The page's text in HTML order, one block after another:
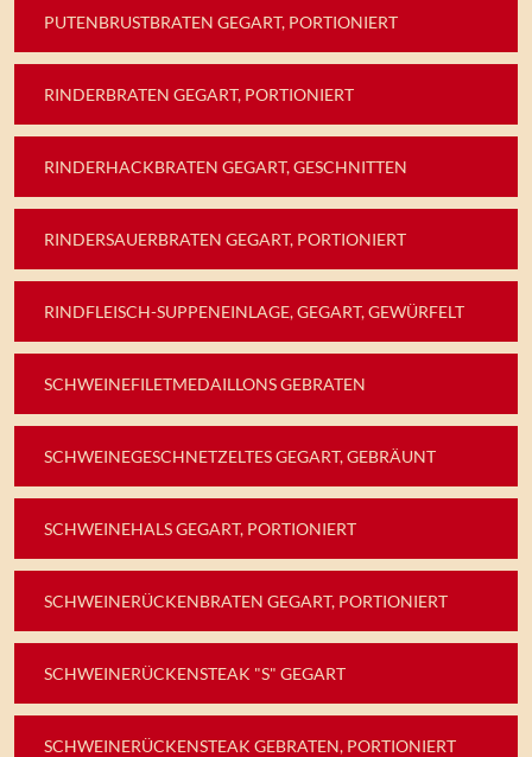
PUTENBRUSTBRATEN GEGART, PORTIONIERT
RINDERBRATEN GEGART, PORTIONIERT
RINDERHACKBRATEN GEGART, GESCHNITTEN
RINDERSAUERBRATEN GEGART, PORTIONIERT
RINDFLEISCH-SUPPENEINLAGE, GEGART, GEWÜRFELT
SCHWEINEFILETMEDAILLONS GEBRATEN
SCHWEINEGESCHNETZELTES GEGART, GEBRÄUNT
SCHWEINEHALS GEGART, PORTIONIERT
SCHWEINERÜCKENBRATEN GEGART, PORTIONIERT
SCHWEINERÜCKENSTEAK "S" GEGART
SCHWEINERÜCKENSTEAK GEBRATEN, PORTIONIERT